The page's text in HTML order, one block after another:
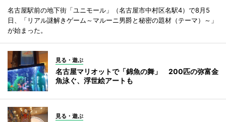
名古屋駅前の地下街「ユニモール」（名古屋市中村区名駅4）で8月5
日、「リアル謎解きゲーム～マルーニ男爵と秘密の題材（テーマ）～」
が始まった。
見る・遊ぶ
名古屋マリオットで「錦魚の舞」 200匹の弥富金
魚泳ぐ、浮世絵アートも
見る・遊ぶ